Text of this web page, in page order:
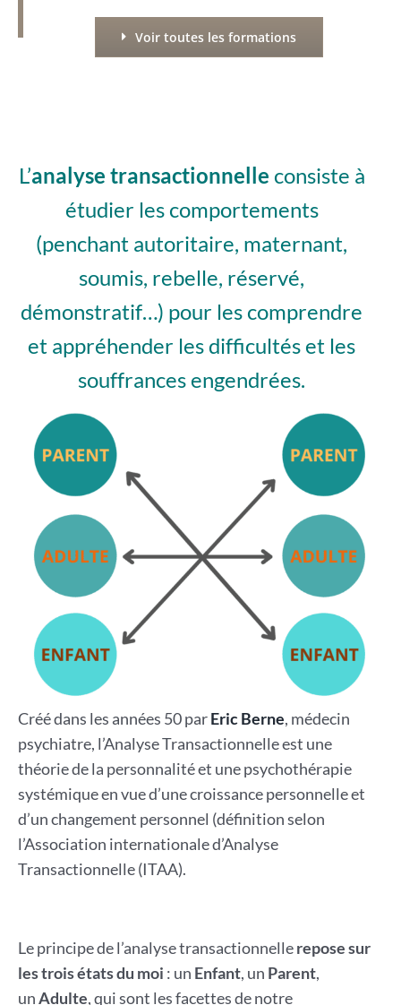
Voir toutes les formations
L’analyse transactionnelle consiste à
étudier les comportements
(penchant autoritaire, maternant,
soumis, rebelle, réservé,
démonstratif…) pour les comprendre
et appréhender les difficultés et les
souffrances engendrées.
Créé dans les années 50 parEric Berne, médecin
psychiatre, l’Analyse Transactionnelle est une
théorie de la personnalité et une psychothérapie
systémique en vue d’une croissance personnelle et
d’un changement personnel (définition selon
l’Association internationale d’Analyse
Transactionnelle (ITAA).
Le principe de l’analyse transactionnellerepose sur
les trois états du moi : un Enfant, un Parent,
unAdulte, qui sont les facettes de notre